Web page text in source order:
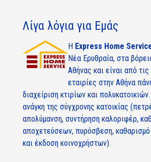
Λίγα λόγια για Εμάς
Η Express Home
Νέα Ερυθραία, στα
Αθήνας και είναι από
εταιρίες στην Αθήνα
διαχείριση κτιρίων και
ανάγκη της σύγχρονης κατοικίας
απολύμανση, συντήρηση καλοριφέρ,
αποχετεύσεων, πυρόσβεση, καθαρισμό
και έκδοση κοινοχρήστων).